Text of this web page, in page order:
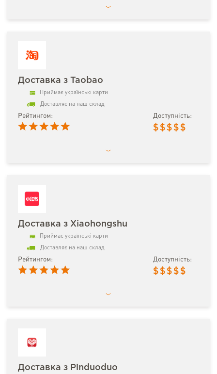
Доставка з Taobao
Приймає українські карти
Доставляє на наш склад
Рейтингом: Доступність:
$ $ $ $ $
Доставка з Xiaohongshu
Приймає українські карти
Доставляє на наш склад
Рейтингом: Доступність:
$ $ $ $ $
Доставка з Pinduoduo